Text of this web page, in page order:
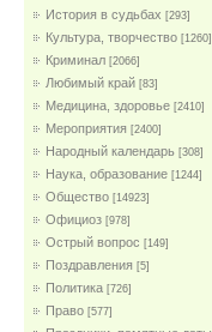
История в судьбах [293]
Культура, творчество [1260]
Криминал [2066]
Любимый край [83]
Медицина, здоровье [2410]
Мероприятия [2400]
Народный календарь [308]
Наука, образование [1244]
Общество [14923]
Официоз [978]
Острый вопрос [149]
Поздравления [5]
Политика [726]
Право [577]